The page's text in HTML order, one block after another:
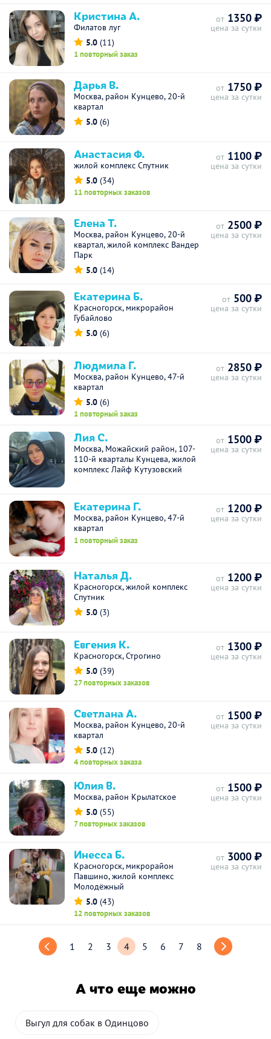
Кристина А.
Филатов луг
5.0 (11)
1 повторный заказ
от 1350 ₽
цена за сутки
Дарья В.
Москва, район Кунцево, 20-й
квартал
5.0 (6)
от 1750 ₽
цена за сутки
Анастасия Ф.
жилой комплекс Спутник
5.0 (34)
11 повторных заказов
от 1100 ₽
цена за сутки
Елена Т.
Москва, район Кунцево, 20-й
квартал, жилой комплекс Вандер
Парк
5.0 (14)
от 2500 ₽
цена за сутки
Екатерина Б.
Красногорск, микрорайон
Губайлово
5.0 (6)
от 500 ₽
цена за сутки
Людмила Г.
Москва, район Кунцево, 47-й
квартал
5.0 (6)
1 повторный заказ
от 2850 ₽
цена за сутки
Лия С.
Москва, Можайский район, 107-
110-й кварталы Кунцева, жилой
комплекс Лайф Кутузовский
от 1500 ₽
цена за сутки
Екатерина Г.
Москва, район Кунцево, 47-й
квартал
1 повторный заказ
от 1200 ₽
цена за сутки
Наталья Д.
Красногорск, жилой комплекс
Спутник
5.0 (3)
от 1200 ₽
цена за сутки
Евгения К.
Красногорск, Строгино
5.0 (39)
27 повторных заказов
от 1300 ₽
цена за сутки
Светлана А.
Москва, район Кунцево, 20-й
квартал
5.0 (12)
4 повторных заказа
от 1500 ₽
цена за сутки
Юлия В.
Москва, район Крылатское
5.0 (55)
7 повторных заказов
от 1500 ₽
цена за сутки
Инесса Б.
Красногорск, микрорайон
Павшино, жилой комплекс
Молодёжный
5.0 (43)
12 повторных заказов
от 3000 ₽
цена за сутки
1 2 3 4 5 6 7 8
А что еще можно
Выгул для собак в Одинцово